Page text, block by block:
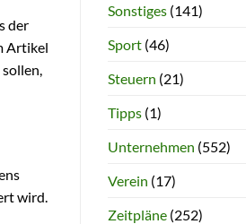
der
Artikel
wird.
Sonstiges(141)
Sport(46)
Steuern (21)
Tipps(1)
Unternehmen (552)
Verein (17)
Zeitpläne(252)